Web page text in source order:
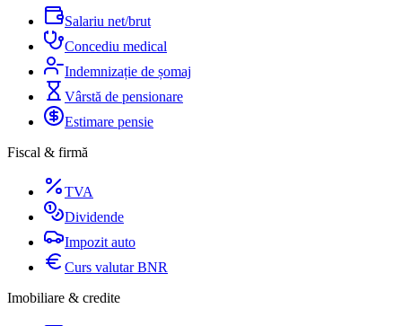
Salariu net/brut
Concediu medical
Indemnizație de șomaj
Vârstă de pensionare
Estimare pensie
Fiscal & firmă
TVA
Dividende
Impozit auto
Curs valutar BNR
Imobiliare & credite